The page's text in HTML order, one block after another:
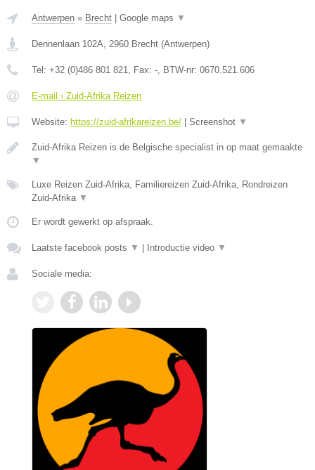
Antwerpen » Brecht Google maps ▼
Dennenlaan 102A 2960 Brecht (Antwerpen)
Tel: +32 (0)486 801 821 , Fax: - , BTW-nr: 0670.521.606
E-mail › Zuid-Afrika Reizen
Website: https://zuid-afrikareizen.be/ Screenshot ▼
Zuid-Afrika Reizen is de Belgische specialist in op maat gemaakte
▼
Luxe Reizen Zuid-Afrika, Familiereizen Zuid-Afrika, Rondreizen
Zuid-Afrika ▼
Er wordt gewerkt op afspraak.
Laatste facebook posts ▼ Introductie video ▼
Sociale media: